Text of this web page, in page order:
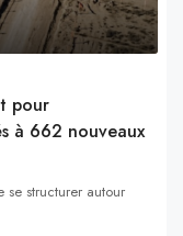
pour
à 662 nouveaux
structurer autour